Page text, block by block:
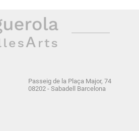
Passeig de la Plaça Major, 74
08202 - Sabadell Barcelona